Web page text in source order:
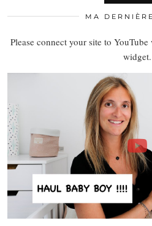
MA
Please connect your site to YouTube
widget.